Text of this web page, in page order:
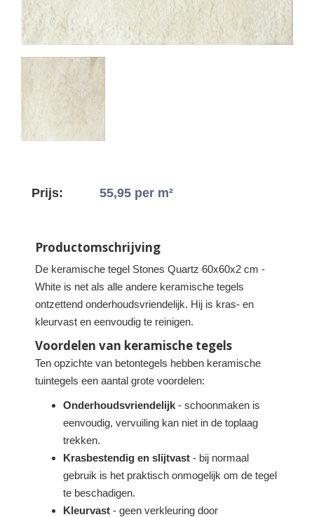
Prijs: 55,95 per m²
Productomschrijving
De keramische tegel Stones Quartz 60x60x2 cm -
White is net als alle andere keramische tegels
ontzettend onderhoudsvriendelijk. Hij is kras- en
kleurvast en eenvoudig te reinigen.
Voordelen van keramische tegels
Ten opzichte van betontegels hebben keramische
tuintegels een aantal grote voordelen:
Onderhoudsvriendelijk - schoonmaken is
eenvoudig, vervuiling kan niet in de toplaag
trekken.
Krasbestendig en slijtvast - bij normaal
gebruik is het praktisch onmogelijk om de tegel
te beschadigen.
Kleurvast - geen verkleuring door